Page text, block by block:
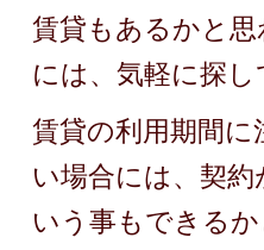
賃貸もあるかと思
には、気軽に探
賃貸の利用期間
い場合には、契
いう事もできる